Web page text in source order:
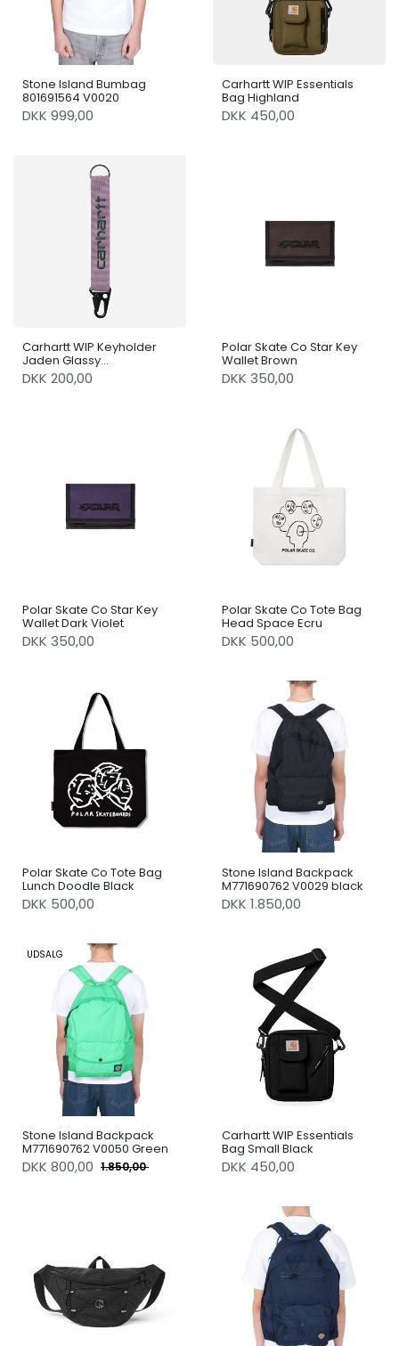
Stone Island Bumbag
801691564 V0020
DKK 999,00
Carhartt WIP Essentials
Bag Highland
DKK 450,00
Carhartt WIP Keyholder
Jaden Glassy
Purple/Discovery Green
DKK 200,00
Polar Skate Co Star Key
Wallet Brown
DKK 350,00
Polar Skate Co Star Key
Wallet Dark Violet
DKK 350,00
Polar Skate Co Tote Bag
Head Space Ecru
DKK 500,00
Polar Skate Co Tote Bag
Lunch Doodle Black
DKK 500,00
Stone Island Backpack
M771690762 V0029 black
DKK 1.850,00
UDSALG
Stone Island Backpack
M771690762 V0050 Green
DKK 800,00 1.850,00
Carhartt WIP Essentials
Bag Small Black
DKK 450,00